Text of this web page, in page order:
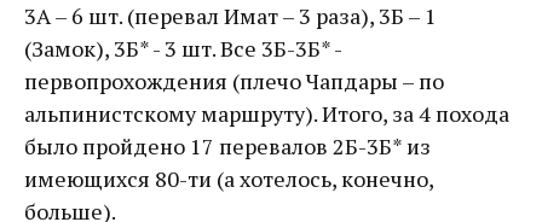
3А – 6 шт. (перевал Имат – 3 раза), 3Б – 1
(Замок), 3Б* - 3 шт. Все 3Б-3Б* -
первопрохождения (плечо Чапдары – по
альпинистскому маршруту). Итого, за 4 похода
было пройдено 17 перевалов 2Б-3Б* из
имеющихся 80-ти (а хотелось, конечно,
больше).